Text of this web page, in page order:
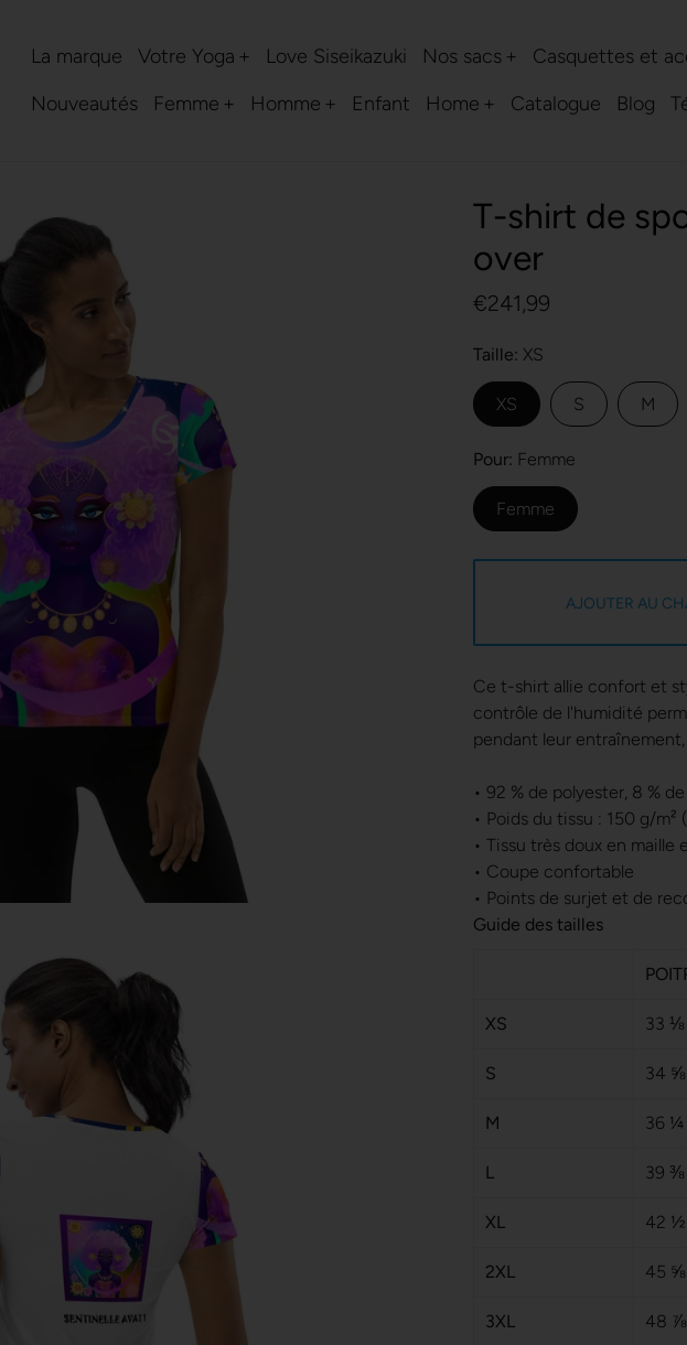
La marque Votre Yoga Love Siseikazuki Nos sacs Casquettes et
Nouveautés
Femme Homme Enfant Home Catalogue Blog
T-shirt de
over
€241,99
Taille XS
XS S M
Pour Femme
Femme
AJOUTER AU
Ce t-shirt allie confort et
contrôle de l'humidité
pendant leur
• 92 % de polyester, 8 %
• Poids du tissu : 150 g/m²
• Tissu très doux en
• Coupe confortable
• Points de surjet et de
Guide des tailles
XS 33 ⅛
S 34 ⅝
M 36 ¼
L 39 ⅜
XL 42 ½
2XL 45 ⅝
3XL 48 ⅞